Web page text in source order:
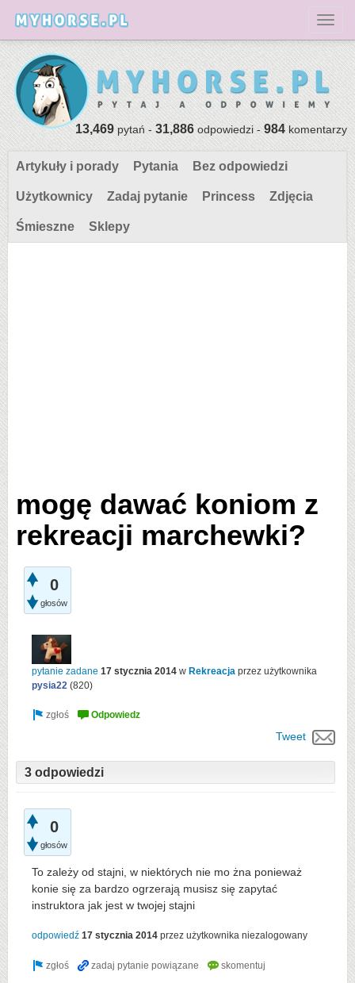
13,469pytań -31,886odpowiedzi -984komentarzy
Artykuły i porady Pytania Bez odpowiedzi
Użytkownicy Zadaj pytanie Princess Zdjęcia
Śmieszne Sklepy
mogę dawać koniom z
rekreacji marchewki?
0
głosów
pytanie zadane 17 stycznia 2014 w Rekreacja przez użytkownika
pysia22 (820)
Tweet
3 odpowiedzi
0
głosów
To zależy od stajni, w niektórych nie mo żna ponieważ
konie się za bardzo ogrzerają musisz się zapytać
instruktora jak jest w twojej stajni
odpowiedź 17 stycznia 2014 przez użytkownika niezalogowany